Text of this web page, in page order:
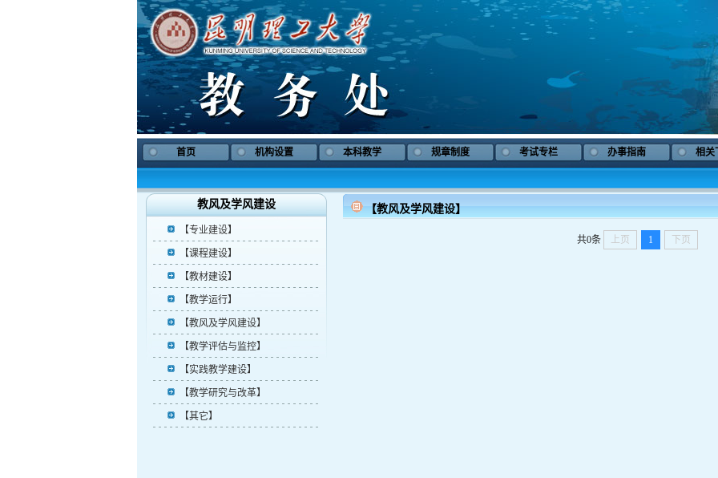
首页 机构设置 本科教学 规章制度 考试专栏 办事指南 相关
教风及学风建设
【专业建设】
【课程建设】
【教材建设】
【教学运行】
【教风及学风建设】
【教学评估与监控】
【实践教学建设】
【教学研究与改革】
【其它】
【教风及学风建设】
共0条 上页 1 下页